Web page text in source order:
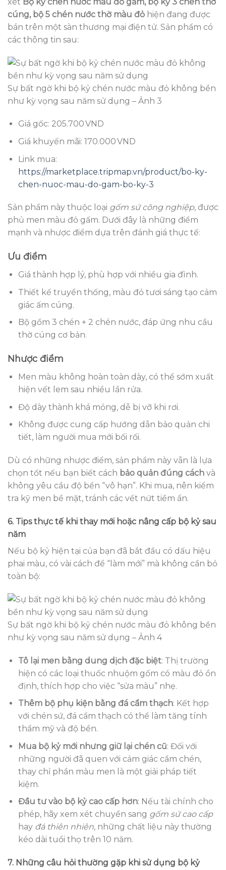
cúng, bộ 5 chén nước thờ màu đỏ hiện đang được
bán trên một sàn thương mại điện tử. Sản phẩm có
các thông tin sau:
Sự bất ngờ khi bộ kỷ chén nước màu đỏ không bền
như kỳ vọng sau năm sử dụng – Ảnh 3
Giá gốc: 205.700 VND
Giá khuyến mãi: 170.000 VND
Link mua:
https://marketplace.tripmap.vn/product/bo-ky-
chen-nuoc-mau-do-gam-bo-ky-3
Sản phẩm này thuộc loại gốm sứ công nghiệp, được
phủ men màu đỏ gấm. Dưới đây là những điểm
mạnh và nhược điểm dựa trên đánh giá thực tế:
Ưu điểm
Giá thành hợp lý, phù hợp với nhiều gia đình.
Thiết kế truyền thống, màu đỏ tươi sáng tạo cảm
giác ấm cúng.
Bộ gồm 3 chén + 2 chén nước, đáp ứng nhu cầu
thờ cúng cơ bản.
Nhược điểm
Men màu không hoàn toàn dày, có thể sớm xuất
hiện vết lem sau nhiều lần rửa.
Độ dày thành khá mỏng, dễ bị vỡ khi rơi.
Không được cung cấp hướng dẫn bảo quản chi
tiết, làm người mua mới bối rối.
Dù có những nhược điểm, sản phẩm này vẫn là lựa
chọn tốt nếu bạn biết cách bảo quản đúng cách và
không yêu cầu độ bền “vô hạn”. Khi mua, nên kiểm
tra kỹ men bề mặt, tránh các vết nứt tiềm ẩn.
6. Tips thực tế khi thay mới hoặc nâng cấp bộ kỷ sau
năm
Nếu bộ kỷ hiện tại của bạn đã bắt đầu có dấu hiệu
phai màu, có vài cách để “làm mới” mà không cần bỏ
toàn bộ:
Sự bất ngờ khi bộ kỷ chén nước màu đỏ không bền
như kỳ vọng sau năm sử dụng – Ảnh 4
Tô lại men bằng dung dịch đặc biệt: Thị trường
hiện có các loại thuốc nhuộm gốm có màu đỏ ổn
định, thích hợp cho việc “sửa màu” nhẹ.
Thêm bộ phụ kiện bằng đá cẩm thạch: Kết hợp
với chén sứ, đá cẩm thạch có thể làm tăng tính
thẩm mỹ và độ bền.
Mua bộ kỷ mới nhưng giữ lại chén cũ: Đối với
những người đã quen với cảm giác cầm chén,
thay chỉ phần màu men là một giải pháp tiết
kiệm.
Đầu tư vào bộ kỷ cao cấp hơn: Nếu tài chính cho
phép, hãy xem xét chuyển sang gốm sứ cao cấp
hay đá thiên nhiên, những chất liệu này thường
kéo dài tuổi thọ trên 10 năm.
7. Những câu hỏi thường gặp khi sử dụng bộ kỷ